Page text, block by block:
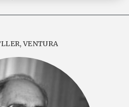
VENTURA